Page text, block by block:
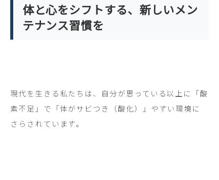
体と心をシフトする、新しいメン
テナンス習慣を
現代を生きる私たちは、自分が思っている以上に「酸
素不足」で「体がサビつき（酸化）」やすい環境に
さらされています。